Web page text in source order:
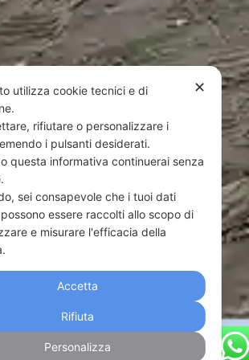
Webpesca è un brand Intent di Federico
P.Iva 01917920678
– 64018 Tortoreto TE | REA TE-168019 |
| Pec:federicoandrenacci@pec.it
è protetto da Google reCAPTCHA
eTerms of Servicedi Google.
✕
utilizza cookie tecnici e di
rifiutare o personalizzare i
i pulsanti desiderati.
questa informativa continuerai senza
sei consapevole che i tuoi dati
essere raccolti allo scopo di
e misurare l'efficacia della
Accetta
Rifiuta
Personalizza